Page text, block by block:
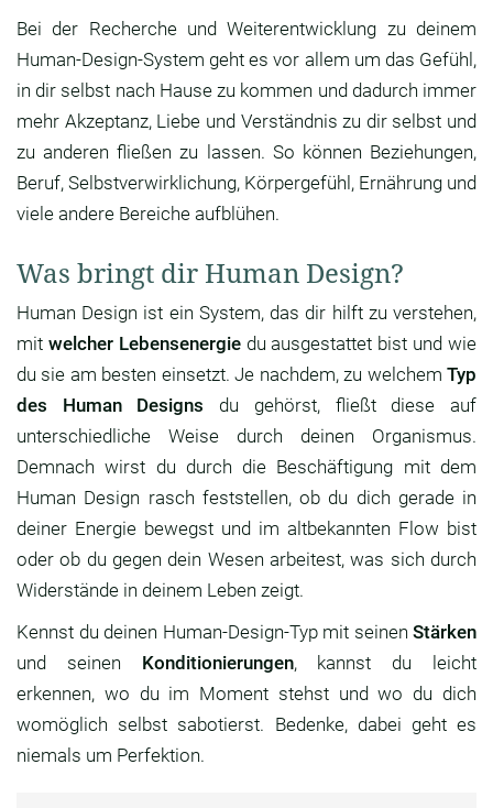
Bei der Recherche und Weiterentwicklung zu deinem
Human-Design-System geht es vor allem um das Gefühl,
in dir selbst nach Hause zu kommen und dadurch immer
mehr Akzeptanz, Liebe und Verständnis zu dir selbst und
zu anderen fließen zu lassen. So können Beziehungen,
Beruf, Selbstverwirklichung, Körpergefühl, Ernährung und
viele andere Bereiche aufblühen.
Was bringt dir Human Design?
Human Design ist ein System, das dir hilft zu verstehen,
mit welcher Lebensenergiedu ausgestattet bist und wie
du sie am besten einsetzt. Je nachdem, zu welchem Typ
des Human Designs du gehörst, fließt diese auf
unterschiedliche Weise durch deinen Organismus.
Demnach wirst du durch die Beschäftigung mit dem
Human Design rasch feststellen, ob du dich gerade in
deiner Energie bewegst und im altbekannten Flow bist
oder ob du gegen dein Wesen arbeitest, was sich durch
Widerstände in deinem Leben zeigt.
Kennst du deinen Human-Design-Typ mit seinen Stärken
und seinen Konditionierungen, kannst du leicht
erkennen, wo du im Moment stehst und wo du dich
womöglich selbst sabotierst. Bedenke, dabei geht es
niemals um Perfektion.